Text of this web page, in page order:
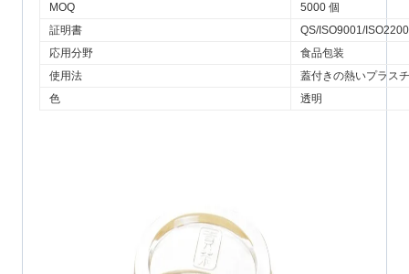
MOQ
5000 個
証明書
QS/ISO9001/
応用分野
食品包装
使用法
蓋付きの熱いプラス
色
透明